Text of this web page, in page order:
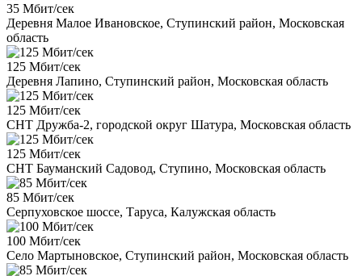
35 Мбит/сек
Деревня Малое Ивановское, Ступинский район, Московская
область
125 Мбит/сек
Деревня Лапино, Ступинский район, Московская область
125 Мбит/сек
СНТ Дружба-2, городской округ Шатура, Московская область
125 Мбит/сек
СНТ Бауманский Садовод, Ступино, Московская область
85 Мбит/сек
Серпуховское шоссе, Таруса, Калужская область
100 Мбит/сек
Село Мартыновское, Ступинский район, Московская область